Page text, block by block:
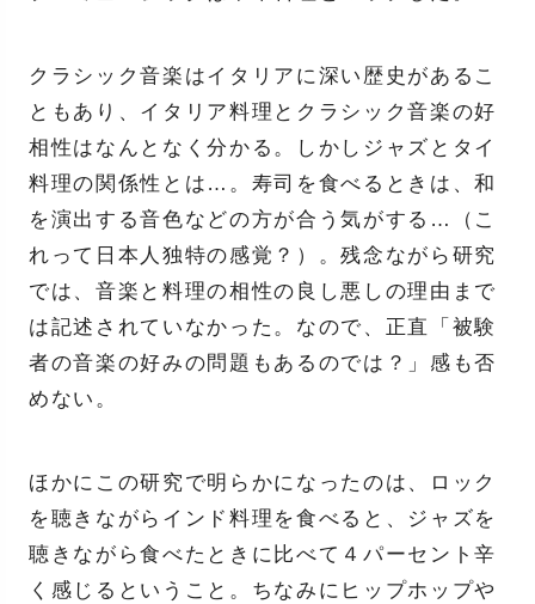
クラシック音楽はイタリアに深い歴史があるこ
ともあり、イタリア料理とクラシック音楽の好
相性はなんとなく分かる。しかしジャズとタイ
料理の関係性とは…。寿司を食べるときは、和
を演出する音色などの方が合う気がする…（こ
れって日本人独特の感覚？）。残念ながら研究
では、音楽と料理の相性の良し悪しの理由まで
は記述されていなかった。なので、正直「被験
者の音楽の好みの問題もあるのでは？」感も否
めない。
ほかにこの研究で明らかになったのは、ロック
を聴きながらインド料理を食べると、ジャズを
聴きながら食べたときに比べて４パーセント辛
く感じるということ。ちなみにヒップホップや